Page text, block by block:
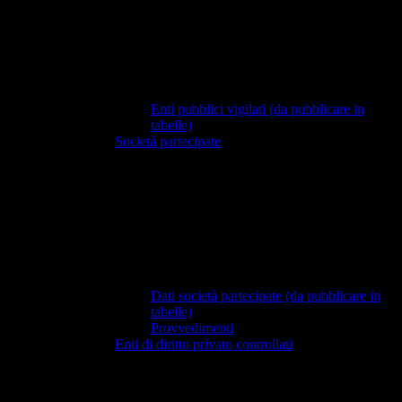
Enti pubblici vigilati (da pubblicare in
tabelle)
Società partecipate
Dati società partecipate (da pubblicare in
tabelle)
Provvedimenti
Enti di diritto privato controllati